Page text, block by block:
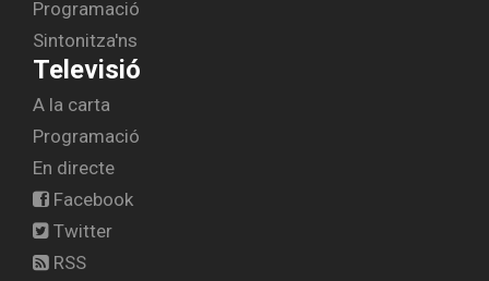
Programació
Sintonitza'ns
Televisió
A la carta
Programació
En directe
Facebook
Twitter
RSS